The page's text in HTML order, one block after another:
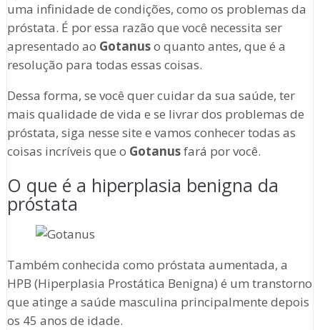
uma infinidade de condições, como os problemas da
próstata. É por essa razão que você necessita ser
apresentado ao Gotanuso quanto antes, que é a
resolução para todas essas coisas.
Dessa forma, se você quer cuidar da sua saúde, ter
mais qualidade de vida e se livrar dos problemas de
próstata, siga nesse site e vamos conhecer todas as
coisas incríveis que o Gotanusfará por você.
O que é a hiperplasia benigna da
próstata
Também conhecida como próstata aumentada, a
HPB (Hiperplasia Prostática Benigna) é um transtorno
que atinge a saúde masculina principalmente depois
os 45 anos de idade.